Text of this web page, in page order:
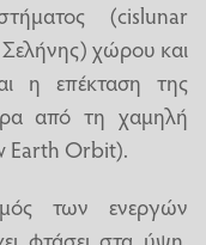
(cislunar
Σελήνης) χώρου και
η επέκταση της
από τη χαμηλή
Earth Orbit).
των ενεργών
φτάσει στα ύψη,